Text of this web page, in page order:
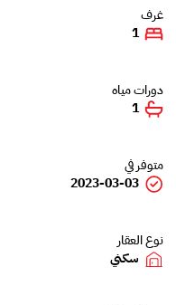
غرف
1
دورات مياه
1
متوفر في
2023-03-03
نوع العقار
سكني